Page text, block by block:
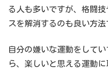
る人も多いですが、格闘
スを解消するのも良い方法
自分の嫌いな運動をして
ら、楽しいと思える運動